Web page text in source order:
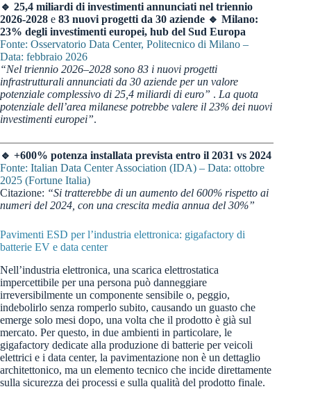
🔹 25,4 miliardi di investimenti annunciati nel triennio
2026-2028 e 83 nuovi progetti da 30 aziende 🔹 Milano:
23% degli investimenti europei, hub del Sud Europa
Fonte: Osservatorio Data Center, Politecnico di Milano –
Data: febbraio 2026
“Nel triennio 2026–2028 sono 83 i nuovi progetti
infrastrutturali annunciati da 30 aziende per un valore
potenziale complessivo di 25,4 miliardi di euro” . La quota
potenziale dell’area milanese potrebbe valere il 23% dei nuovi
investimenti europei”.
🔹 +600% potenza installata prevista entro il 2031 vs 2024
Fonte: Italian Data Center Association (IDA) – Data: ottobre
2025 (Fortune Italia)
Citazione: “Si tratterebbe di un aumento del 600% rispetto ai
numeri del 2024, con una crescita media annua del 30%”
Pavimenti ESD per l’industria elettronica: gigafactory di
batterie EV e data center
Nell’industria elettronica, una scarica elettrostatica
impercettibile per una persona può danneggiare
irreversibilmente un componente sensibile o, peggio,
indebolirlo senza romperlo subito, causando un guasto che
emerge solo mesi dopo, una volta che il prodotto è già sul
mercato. Per questo, in due ambienti in particolare, le
gigafactory dedicate alla produzione di batterie per veicoli
elettrici e i data center, la pavimentazione non è un dettaglio
architettonico, ma un elemento tecnico che incide direttamente
sulla sicurezza dei processi e sulla qualità del prodotto finale.